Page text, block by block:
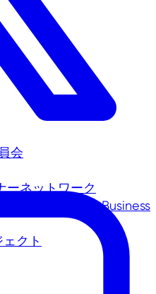
会
ーネットワーク
人）NRW.Global Business
クト